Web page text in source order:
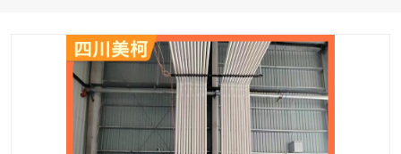
成都冻库，成都冻库价格 绵阳冻库,绵阳保鲜冷库
德阳冻库安装，德阳冷库 广元冻库安装,广元冻库造
价
南充冻库设计,南充冻库安 遂宁冻库